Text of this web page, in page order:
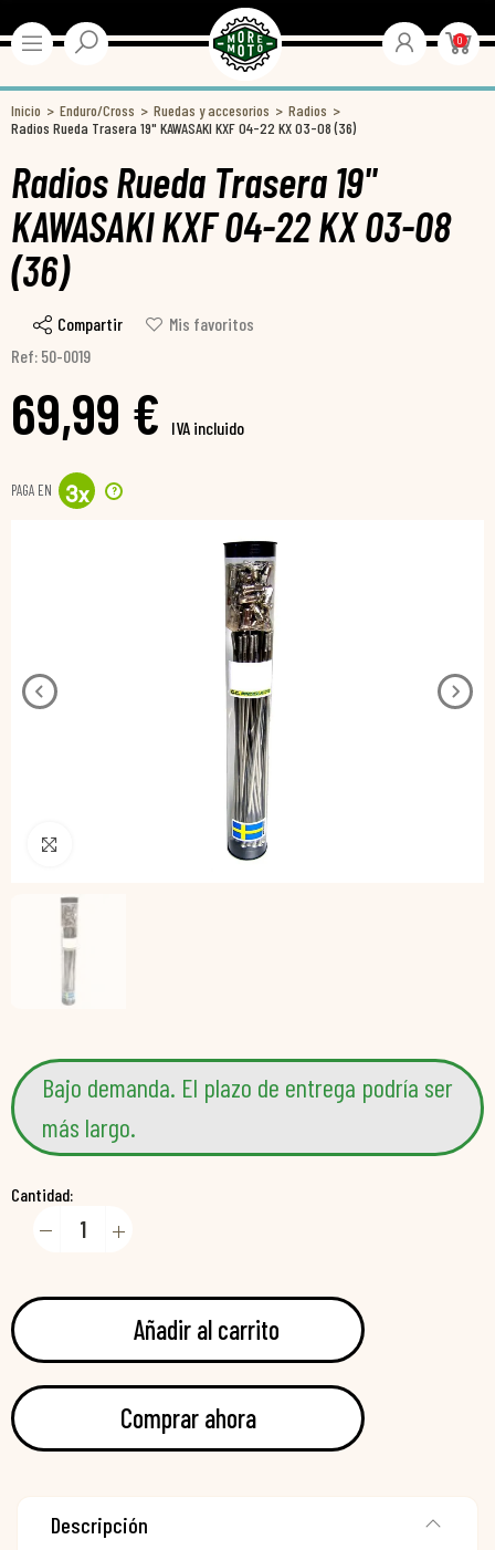
0
Inicio Enduro/Cross Ruedas y accesorios
Radios
Radios Rueda Trasera 19" KAWASAKI KXF 04-22 KX 03-08 (36)
Radios Rueda Trasera 19"
KAWASAKI KXF 04-22 KX 03-08
(36)
Compartir
Mis favoritos
Ref: 50-0019
69,99 € IVA incluido
PAGA EN 3x ?
Pincha para agrandar
Bajo demanda. El plazo de entrega podría ser
más largo.
Cantidad:
Añadir al carrito
Comprar ahora
Descripción